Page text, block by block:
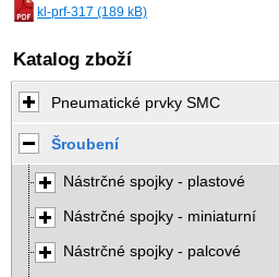
kl-prf-317 (189 kB)
Katalog zboží
Pneumatické prvky SMC
Šroubení
Nástrčné spojky - plastové
Nástrčné spojky - miniaturní
Nástrčné spojky - palcové